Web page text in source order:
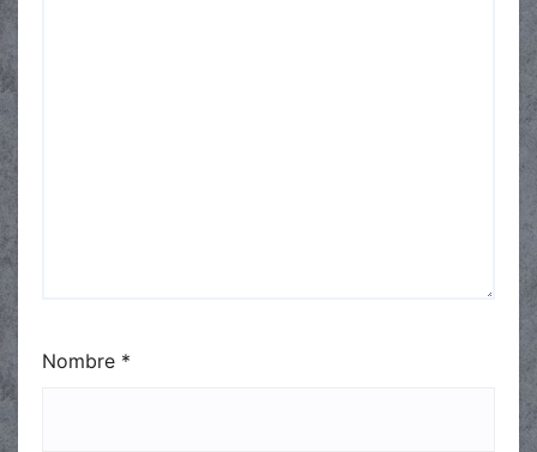
Nombre *